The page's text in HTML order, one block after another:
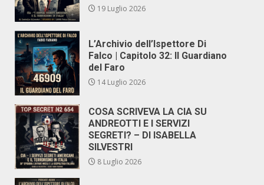
19 Luglio 2026
L’Archivio dell’Ispettore Di
Falco | Capitolo 32: Il Guardiano
del Faro
14 Luglio 2026
COSA SCRIVEVA LA CIA SU
ANDREOTTI E I SERVIZI
SEGRETI? – DI ISABELLA
SILVESTRI
8 Luglio 2026